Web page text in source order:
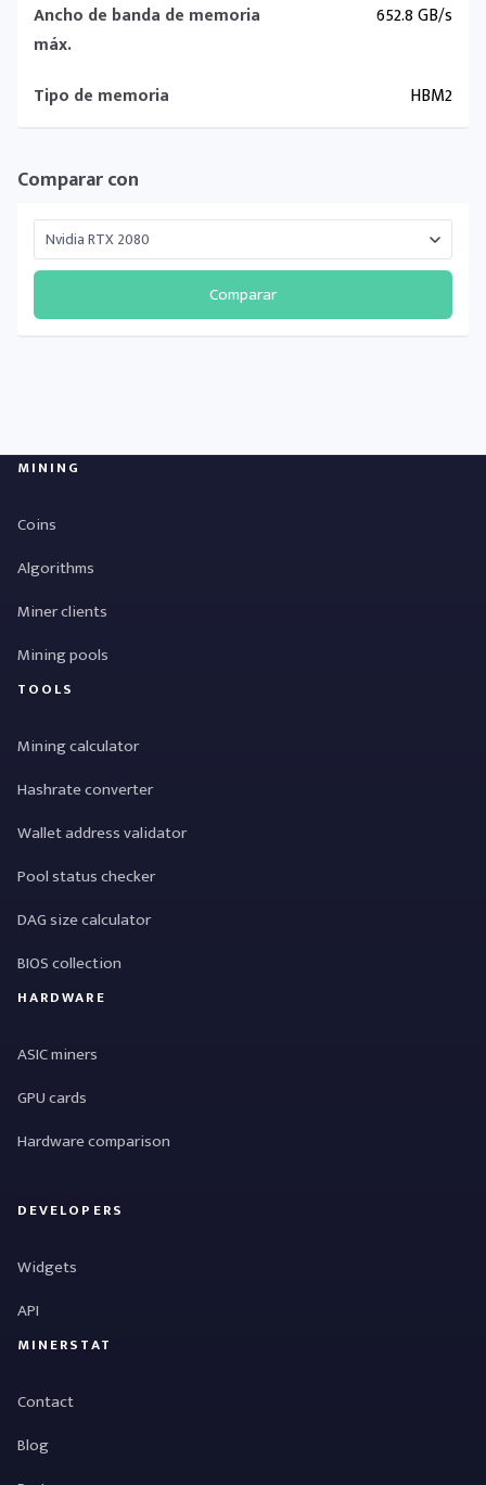
Ancho de banda de memoria
máx.
652.8 GB/s
Tipo de memoria HBM2
Comparar con
Comparar
MINING
Coins
Algorithms
Miner clients
Mining pools
TOOLS
Mining calculator
Hashrate converter
Wallet address validator
Pool status checker
DAG size calculator
BIOS collection
HARDWARE
ASIC miners
GPU cards
Hardware comparison
DEVELOPERS
Widgets
API
MINERSTAT
Contact
Blog